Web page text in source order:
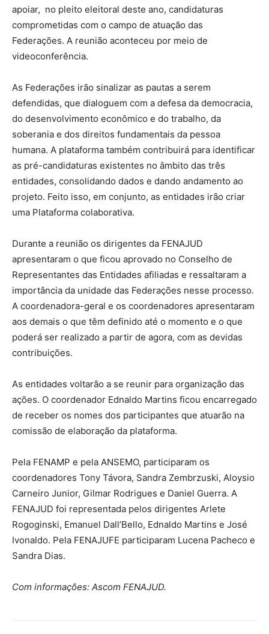
apoiar, no pleito eleitoral deste ano, candidaturas
comprometidas com o campo de atuação das
Federações. A reunião aconteceu por meio de
videoconferência.
As Federações irão sinalizar as pautas a serem
defendidas, que dialoguem com a defesa da democracia,
do desenvolvimento econômico e do trabalho, da
soberania e dos direitos fundamentais da pessoa
humana. A plataforma também contribuirá para identificar
as pré-candidaturas existentes no âmbito das três
entidades, consolidando dados e dando andamento ao
projeto. Feito isso, em conjunto, as entidades irão criar
uma Plataforma colaborativa.
Durante a reunião os dirigentes da FENAJUD
apresentaram o que ficou aprovado no Conselho de
Representantes das Entidades afiliadas e ressaltaram a
importância da unidade das Federações nesse processo.
A coordenadora-geral e os coordenadores apresentaram
aos demais o que têm definido até o momento e o que
poderá ser realizado a partir de agora, com as devidas
contribuições.
As entidades voltarão a se reunir para organização das
ações. O coordenador Ednaldo Martins ficou encarregado
de receber os nomes dos participantes que atuarão na
comissão de elaboração da plataforma.
Pela FENAMP e pela ANSEMO, participaram os
coordenadores Tony Távora, Sandra Zembrzuski, Aloysio
Carneiro Junior, Gilmar Rodrigues e Daniel Guerra. A
FENAJUD foi representada pelos dirigentes Arlete
Rogoginski, Emanuel Dall’Bello, Ednaldo Martins e José
Ivonaldo. Pela FENAJUFE participaram Lucena Pacheco e
Sandra Dias.
Com informações: Ascom FENAJUD.